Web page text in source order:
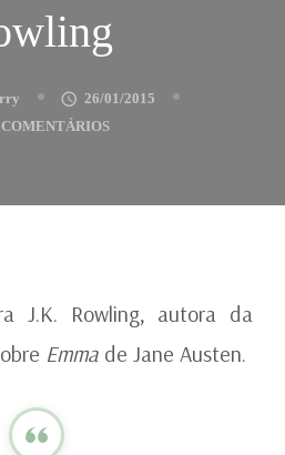
26/01/2015
EM
|
J.K. Rowling, autora da
Emma de Jane Austen.